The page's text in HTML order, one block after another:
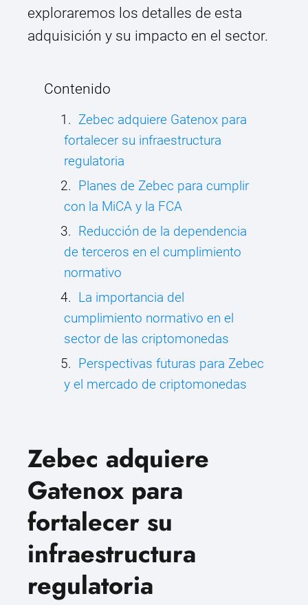
exploraremos los detalles de esta
adquisición y su impacto en el sector.
Contenido
Zebec adquiere Gatenox para
fortalecer su infraestructura
regulatoria
Planes de Zebec para cumplir
con la MiCA y la FCA
Reducción de la dependencia
de terceros en el cumplimiento
normativo
La importancia del
cumplimiento normativo en el
sector de las criptomonedas
Perspectivas futuras para Zebec
y el mercado de criptomonedas
Zebec adquiere
Gatenox para
fortalecer su
infraestructura
regulatoria